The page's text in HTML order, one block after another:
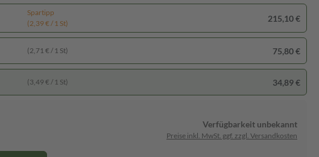
Spartipp
(2,39 € / 1 St)
215,10 €
(2,71 € / 1 St) 75,80 €
(3,49 € / 1 St) 34,89 €
Verfügbarkeit unbekannt
Preise inkl. MwSt. ggf. zzgl. Versandkosten